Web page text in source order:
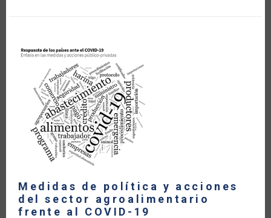
MÁS
UTILIZADOS
POR
LOS
PAÍSES
FRENTE
A
LA
PANDEMIA?
Medidas de política y acciones
del sector agroalimentario
frente al COVID-19